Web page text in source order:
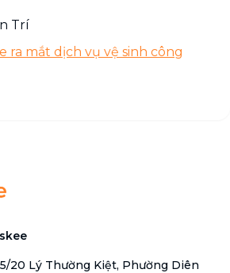
Trí
ra mắt dịch vụ vệ sinh công
20 Lý Thường Kiệt, Phường Diên